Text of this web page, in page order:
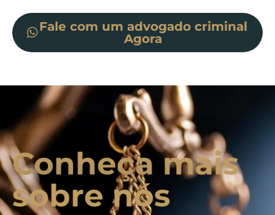
Fale com um advogado criminal
Agora
Conheça mais
sobre nós